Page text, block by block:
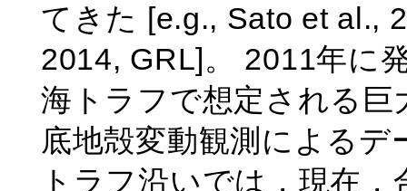
てきた [e.g., Sato et al.,
2014, GRL]。 2011年に
海トラフで想定される巨
底地殻変動観測による
トラフ沿いでは，現在